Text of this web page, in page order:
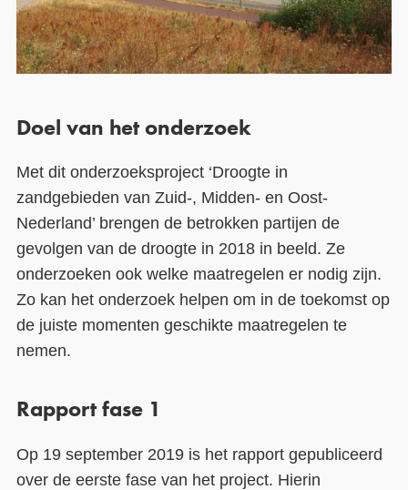
Doel van het onderzoek
Met dit onderzoeksproject ‘Droogte in
zandgebieden van Zuid-, Midden- en Oost-
Nederland’ brengen de betrokken partijen de
gevolgen van de droogte in 2018 in beeld. Ze
onderzoeken ook welke maatregelen er nodig zijn.
Zo kan het onderzoek helpen om in de toekomst op
de juiste momenten geschikte maatregelen te
nemen.
Rapport fase 1
Op 19 september 2019 is het rapport gepubliceerd
over de eerste fase van het project. Hierin